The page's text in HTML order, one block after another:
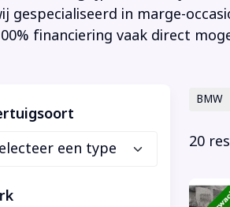
gespecialiseerd in marge-
financiering vaak direct
BMW
20